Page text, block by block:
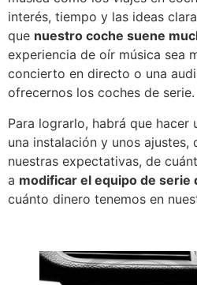
interés, tiempo y las ideas
que nuestro coche suene
experiencia de oír música sea
concierto en directo o una
ofrecernos los coches de serie.
Para lograrlo, habrá que hacer
una instalación y unos ajustes,
nuestras expectativas, de
a modificar el equipo de serie
cuánto dinero tenemos en